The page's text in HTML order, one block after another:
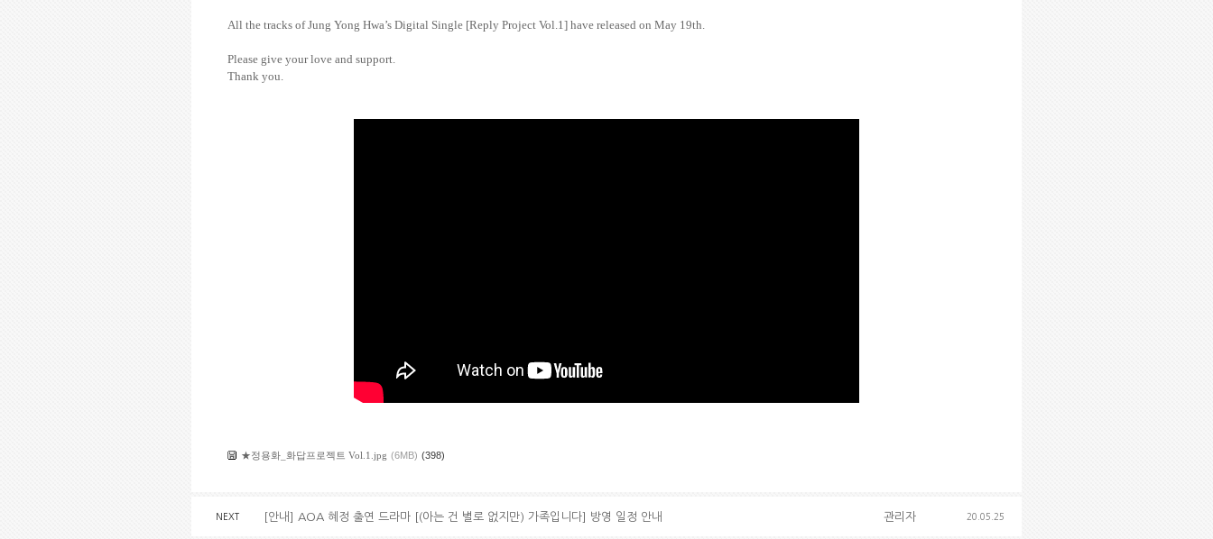
All the tracks of Jung Yong Hwa’s Digital Single [Reply Project Vol.1] have released on May 19th.
Please give your love and support.
Thank you.
★정용화_화답프로젝트 Vol.1.jpg (6MB) (398)
NEXT [안내] AOA 혜정 출연 드라마 [(아는 건 별로 없지만) 가족입니다] 방영 일정 안내 관리자 20.05.25